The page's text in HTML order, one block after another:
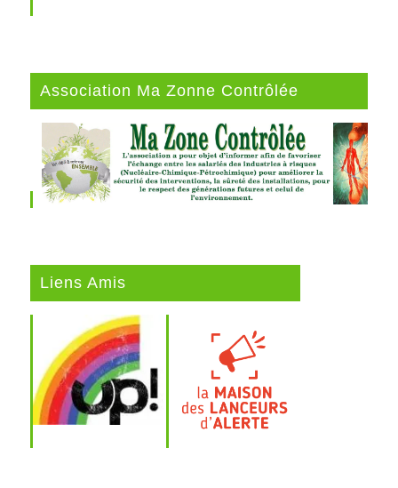
Association Ma Zonne Contrôlée
Liens Amis